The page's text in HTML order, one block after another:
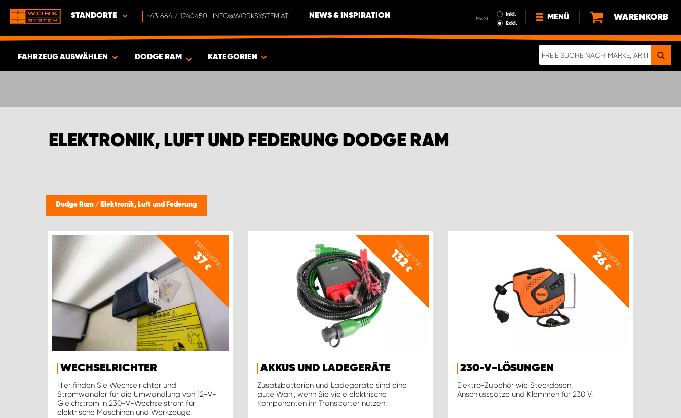
STANDORTE +43 664 / 1240450 | INFO@WORKSYSTEM.AT NEWS & INSPIRATION MwSt.
Inkl.
Exkl.
MENÜ
NEWS
WARENKORB
FAHRZEUG AUSWÄHLEN
ARTIKEL
DODGE RAM KATEGORIEN
ELEKTRONIK, LUFT UND FEDERUNG DODGE RAM
Dodge Ram / Elektronik, Luft und Federung
PREISBEISPIEL
37
€
WECHSELRICHTER
Hier finden Sie Wechselrichter und
Stromwandler für die Umwandlung von 12-V-
Gleichstrom in 230-V-Wechselstrom für
elektrische Maschinen und Werkzeuge.
PREISBEISPIEL
132
€
AKKUS UND LADEGERÄTE
Zusatzbatterien und Ladegeräte sind eine
gute Wahl, wenn Sie viele elektrische
Komponenten im Transporter nutzen.
PREISBEISPIEL
26
€
230-V-LÖSUNGEN
Elektro-Zubehör wie Steckdosen,
Anschlusssätze und Klemmen für 230 V.